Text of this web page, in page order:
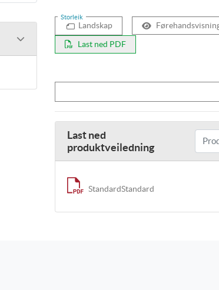
Storleik
Landskap
Last ned PDF
Last ned
produktveiledning
StandardStandard